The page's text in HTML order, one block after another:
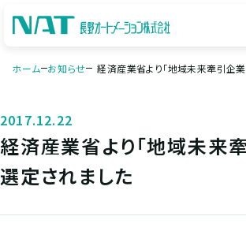
ホーム お知らせ 経済産業省より「地域未来牽引企業
2017.12.22
経済産業省より「地域未来
選定されました